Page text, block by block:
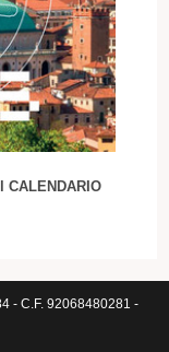
- C.F. 92068480281 -